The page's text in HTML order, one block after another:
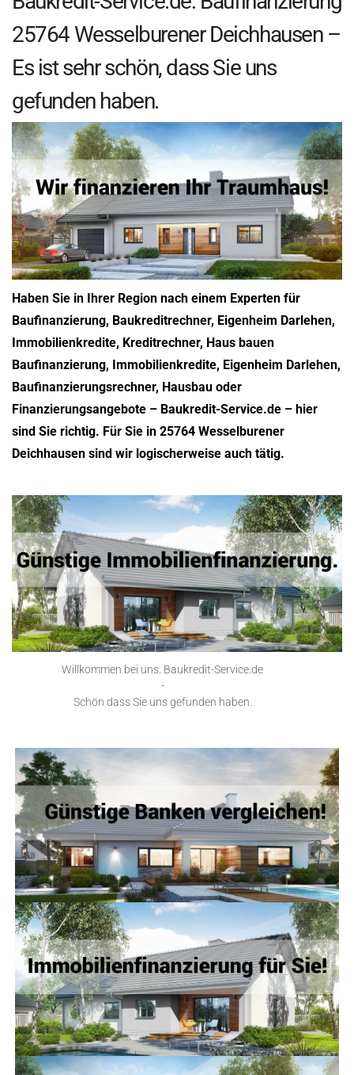
25764 Wesselburener Deichhausen –
Es ist sehr schön, dass Sie uns
gefunden haben.
Haben Sie in Ihrer Region nach einem Experten für
Baufinanzierung, Baukreditrechner, Eigenheim Darlehen,
Immobilienkredite, Kreditrechner, Haus bauen
Baufinanzierung, Immobilienkredite, Eigenheim Darlehen,
Baufinanzierungsrechner, Hausbau oder
Finanzierungsangebote – Baukredit-Service.de – hier
sind Sie richtig. Für Sie in 25764 Wesselburener
Deichhausen sind wir logischerweise auch tätig.
Willkommen bei uns. Baukredit-Service.de
-
Schön dass Sie uns gefunden haben.